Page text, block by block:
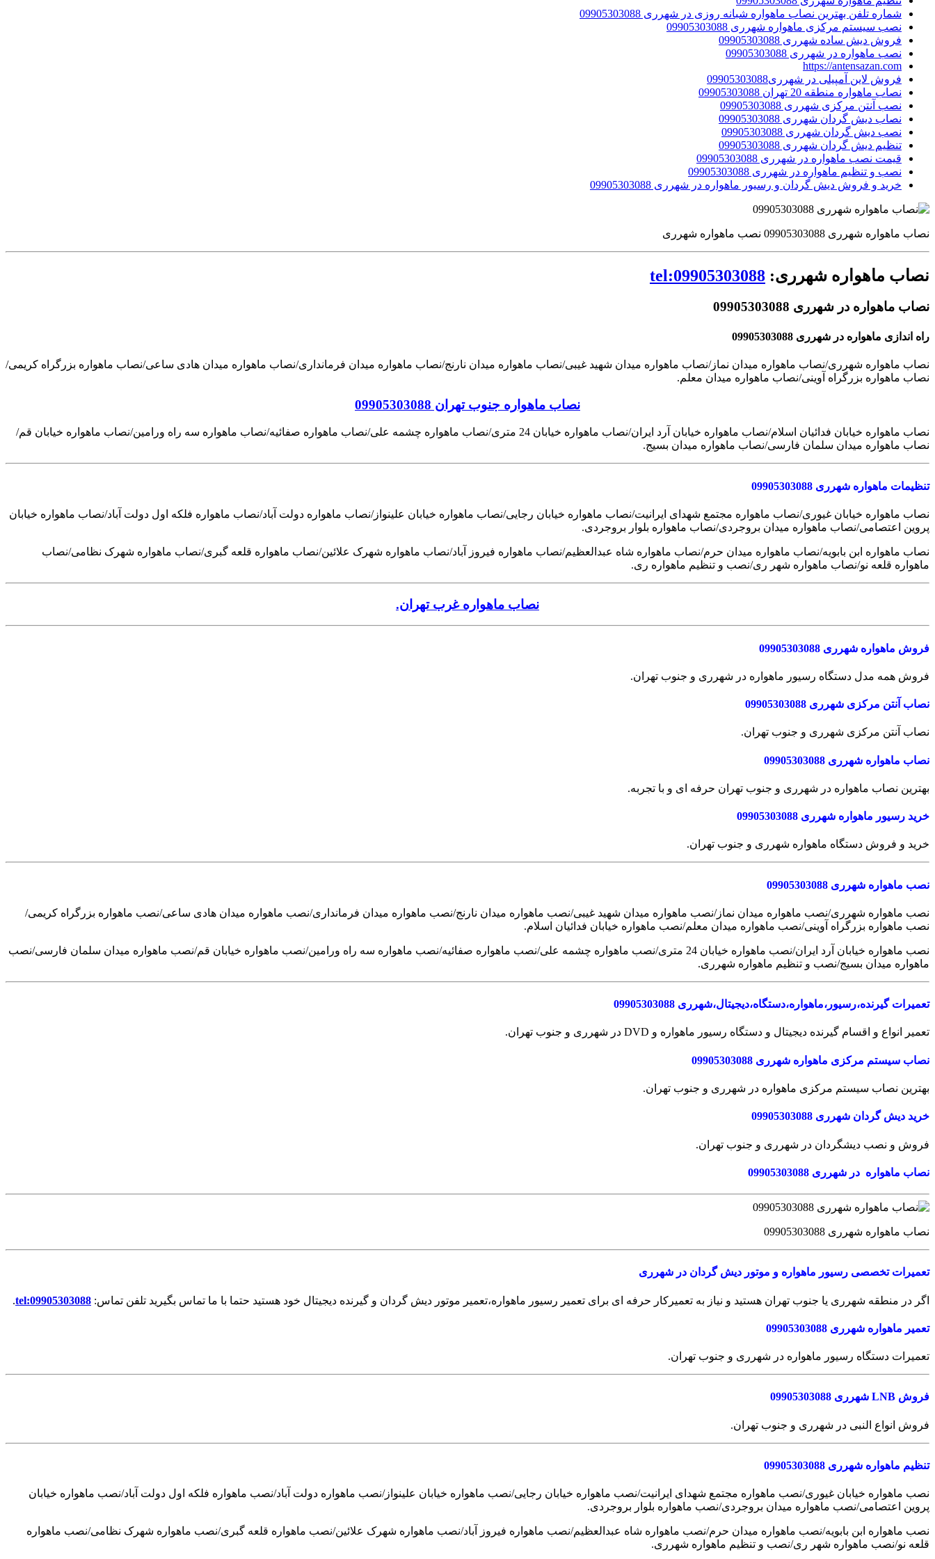
شماره تلفن بهترین نصاب ماهواره شبانه روزی در شهرری 09905303088
نصب سیستم مرکزی ماهواره شهرری 09905303088
فروش دیش ساده شهرری 09905303088
نصب ماهواره در شهرری 09905303088
https://antensazan.com
فروش لاین آمپیلی در شهرری09905303088
نصاب ماهواره منطقه 20 تهران 09905303088
نصب آنتن مرکزی شهرری 09905303088
نصاب دیش گردان شهرری 09905303088
نصب دیش گردان شهرری 09905303088
تنظیم دیش گردان شهرری 09905303088
قیمت نصب ماهواره در شهرری 09905303088
نصب و تنظیم ماهواره در شهرری 09905303088
خرید و فروش دیش گردان و رسیور ماهواره در شهرری 09905303088
نصاب ماهواره شهرری 09905303088 نصب ماهواره شهرری
نصاب ماهواره شهرری: tel:09905303088
نصاب ماهواره در شهرری 09905303088
راه اندازی ماهواره در شهرری 09905303088
نصاب ماهواره شهرری/نصاب ماهواره میدان نماز/نصاب ماهواره میدان شهید غیبی/نصاب ماهواره میدان نارنج/نصاب ماهواره میدان فرمانداری/نصاب ماهواره میدان هادی ساعی/نصاب ماهواره بزرگراه کریمی/
نصاب ماهواره بزرگراه آوینی/نصاب ماهواره میدان معلم.
نصاب ماهواره جنوب تهران 09905303088
نصاب ماهواره خیابان فدائیان اسلام/نصاب ماهواره خیابان آرد ایران/نصاب ماهواره خیابان 24 متری/نصاب ماهواره چشمه علی/نصاب ماهواره صفائیه/نصاب ماهواره سه راه ورامین/نصاب ماهواره خیابان قم/
نصاب ماهواره میدان سلمان فارسی/نصاب ماهواره میدان بسیج.
تنظیمات ماهواره شهرری 09905303088
نصاب ماهواره خیابان غیوری/نصاب ماهواره مجتمع شهدای ایرانیت/نصاب ماهواره خیابان رجایی/نصاب ماهواره خیابان علینواز/نصاب ماهواره دولت آباد/نصاب ماهواره فلکه اول دولت آباد/نصاب ماهواره خیابان
پروین اعتصامی/نصاب ماهواره میدان بروجردی/نصاب ماهواره بلوار بروجردی.
نصاب ماهواره ابن بابویه/نصاب ماهواره میدان حرم/نصاب ماهواره شاه عبدالعظیم/نصاب ماهواره فیروز آباد/نصاب ماهواره شهرک علائین/نصاب ماهواره قلعه گبری/نصاب ماهواره شهرک نظامی/نصاب
ماهواره قلعه نو/نصاب ماهواره شهر ری/نصب و تنظیم ماهواره ری.
نصاب ماهواره غرب تهران.
فروش ماهواره شهرری 09905303088
فروش همه مدل دستگاه رسیور ماهواره در شهرری و جنوب تهران.
نصاب آنتن مرکزی شهرری 09905303088
نصاب آنتن مرکزی شهرری و جنوب تهران.
نصاب ماهواره شهرری 09905303088
بهترین نصاب ماهواره در شهرری و جنوب تهران حرفه ای و با تجربه.
خرید رسیور ماهواره شهرری 09905303088
خرید و فروش دستگاه ماهواره شهرری و جنوب تهران.
نصب ماهواره شهرری 09905303088
نصب ماهواره شهرری/نصب ماهواره میدان نماز/نصب ماهواره میدان شهید غیبی/نصب ماهواره میدان نارنج/نصب ماهواره میدان فرمانداری/نصب ماهواره میدان هادی ساعی/نصب ماهواره بزرگراه کریمی/
نصب ماهواره بزرگراه آوینی/نصب ماهواره میدان معلم/نصب ماهواره خیابان فدائیان اسلام.
نصب ماهواره خیابان آرد ایران/نصب ماهواره خیابان 24 متری/نصب ماهواره چشمه علی/نصب ماهواره صفائیه/نصب ماهواره سه راه ورامین/نصب ماهواره خیابان قم/نصب ماهواره میدان سلمان فارسی/نصب
ماهواره میدان بسیج/نصب و تنظیم ماهواره شهرری.
تعمیرات گیرنده،رسیور،ماهواره،دستگاه،دیجیتال،شهرری 09905303088
تعمیر انواع و اقسام گیرنده دیجیتال و دستگاه رسیور ماهواره و DVD در شهرری و جنوب تهران.
نصاب سیستم مرکزی ماهواره شهرری 09905303088
بهترین نصاب سیستم مرکزی ماهواره در شهرری و جنوب تهران.
خرید دیش گردان شهرری 09905303088
فروش و نصب دیشگردان در شهرری و جنوب تهران.
نصاب ماهواره در شهرری 09905303088
نصاب ماهواره شهرری 09905303088
تعمیرات تخصصی رسیور ماهواره و موتور دیش گردان در شهرری
اگر در منطقه شهرری یا جنوب تهران هستید و نیاز به تعمیرکار حرفه ای برای تعمیر رسیور ماهواره،تعمیر موتور دیش گردان و گیرنده دیجیتال خود هستید حتما با ما تماس بگیرید تلفن تماس: tel:09905303088
.
تعمیر ماهواره شهرری 09905303088
تعمیرات دستگاه رسیور ماهواره در شهرری و جنوب تهران.
فروش LNB شهرری 09905303088
فروش انواع النبی در شهرری و جنوب تهران.
تنظیم ماهواره شهرری 09905303088
نصب ماهواره خیابان غیوری/نصب ماهواره مجتمع شهدای ایرانیت/نصب ماهواره خیابان رجایی/نصب ماهواره خیابان علینواز/نصب ماهواره دولت آباد/نصب ماهواره فلکه اول دولت آباد/نصب ماهواره خیابان
پروین اعتصامی/نصب ماهواره میدان بروجردی/نصب ماهواره بلوار بروجردی.
نصب ماهواره ابن بابویه/نصب ماهواره میدان حرم/نصب ماهواره شاه عبدالعظیم/نصب ماهواره فیروز آباد/نصب ماهواره شهرک علائین/نصب ماهواره قلعه گبری/نصب ماهواره شهرک نظامی/نصب ماهواره
قلعه نو/نصب ماهواره شهر ری/نصب و تنظیم ماهواره شهرری.